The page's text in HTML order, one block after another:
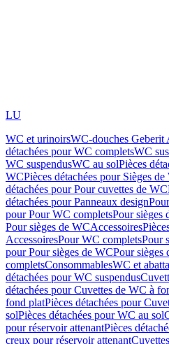
LU
WC et urinoirsWC-douches Geberit
détachées pour WC completsWC
WC suspendusWC au solPièces
WCPièces détachées pour Sièges de
détachées pour Pour cuvettes de WC
détachées pour Panneaux design
pour Pour WC completsPour sièges
Pour sièges de WCAccessoires
AccessoiresPour WC completsPour
pour Pour sièges de WCPour sièges
completsConsommablesWC et
détachées pour WC suspendus
détachées pour Cuvettes de WC à
fond platPièces détachées pour
solPièces détachées pour WC au sol
pour réservoir attenantPièces
creux pour réservoir attenant